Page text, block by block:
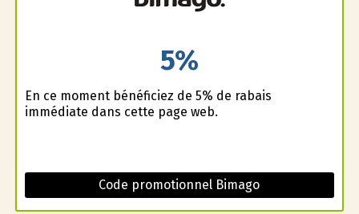
5%
En ce moment bénéficiez de 5% de rabais
immédiate dans cette page web.
Code promotionnel Bimago